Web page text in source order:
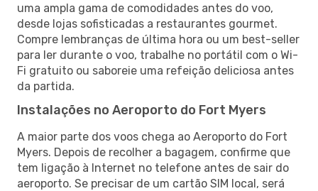
uma ampla gama de comodidades antes do voo,
desde lojas sofisticadas a restaurantes gourmet.
Compre lembranças de última hora ou um best-seller
para ler durante o voo, trabalhe no portátil com o Wi-
Fi gratuito ou saboreie uma refeição deliciosa antes
da partida.
Instalações no Aeroporto do Fort Myers
A maior parte dos voos chega ao Aeroporto do Fort
Myers. Depois de recolher a bagagem, confirme que
tem ligação à Internet no telefone antes de sair do
aeroporto. Se precisar de um cartão SIM local, será